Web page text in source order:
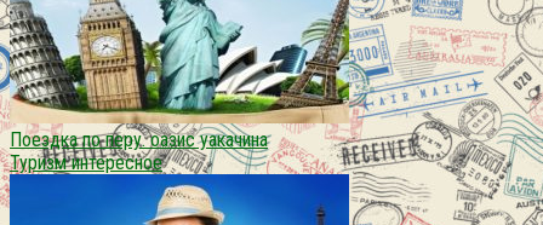
Поездка по перу. оазис уакачина
Туризм интересное